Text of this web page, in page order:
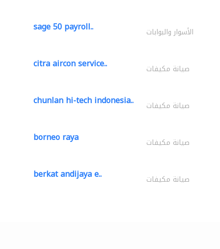
sage 50 payroll.. الأسوار والبوابات
citra aircon service.. صيانة مكيفات
chunlan hi-tech indonesia.. صيانة مكيفات
borneo raya صيانة مكيفات
berkat andijaya e.. صيانة مكيفات